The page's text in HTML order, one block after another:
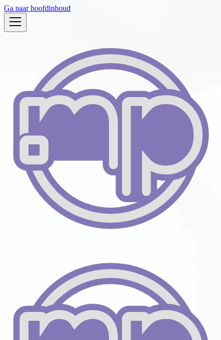
Ga naar hoofdinhoud